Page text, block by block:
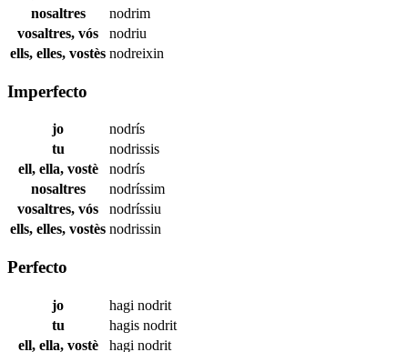
nosaltres
nodrim
vosaltres, vós
nodriu
ells, elles, vostès nodreixin
Imperfecto
jo
nodrís
tu
nodrissis
ell, ella, vostè
nodrís
nosaltres
nodríssim
vosaltres, vós
nodríssiu
ells, elles, vostès nodrissin
Perfecto
jo hagi nodrit
tu
hagis nodrit
ell, ella, vostè
hagi nodrit